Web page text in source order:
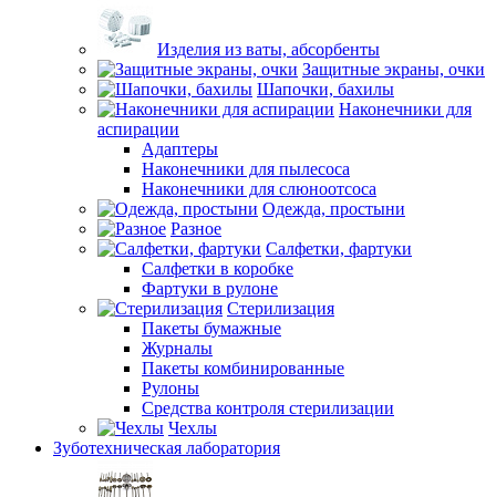
Изделия из ваты, абсорбенты
Защитные экраны, очки
Шапочки, бахилы
Наконечники для
аспирации
Адаптеры
Наконечники для пылесоса
Наконечники для слюноотсоса
Одежда, простыни
Разное
Салфетки, фартуки
Салфетки в коробке
Фартуки в рулоне
Стерилизация
Пакеты бумажные
Журналы
Пакеты комбинированные
Рулоны
Средства контроля стерилизации
Чехлы
Зуботехническая лаборатория